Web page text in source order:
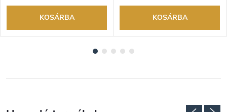
KOSÁRBA KOSÁRBA